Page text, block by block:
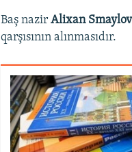
Baş nazirAlixan Smaylov
qarşısının alınmasıdır.